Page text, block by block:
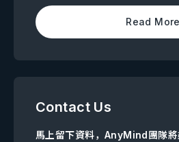
Read More
Contact Us
馬上留下資料，AnyMind團隊將